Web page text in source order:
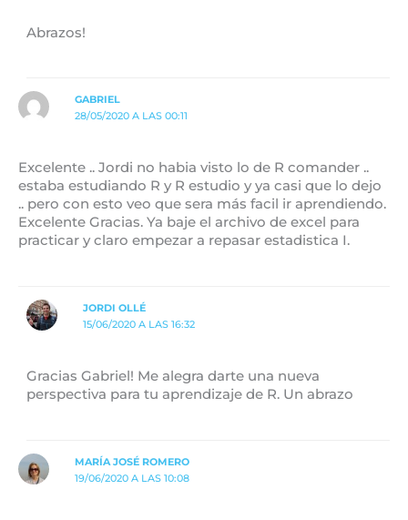
Abrazos!
GABRIEL
28/05/2020 A LAS 00:11
Excelente .. Jordi no habia visto lo de R comander ..
estaba estudiando R y R estudio y ya casi que lo dejo
.. pero con esto veo que sera más facil ir aprendiendo.
Excelente Gracias. Ya baje el archivo de excel para
practicar y claro empezar a repasar estadistica I.
JORDI OLLÉ
15/06/2020 A LAS 16:32
Gracias Gabriel! Me alegra darte una nueva
perspectiva para tu aprendizaje de R. Un abrazo
MARÍA JOSÉ ROMERO
19/06/2020 A LAS 10:08